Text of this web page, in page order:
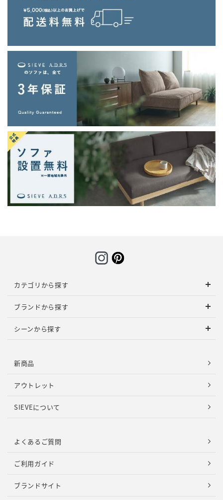
カテゴリから探す
ブランドから探す
シーンから探す
新商品
アウトレット
SIEVEについて
よくあるご質問
ご利用ガイド
ブランドサイト